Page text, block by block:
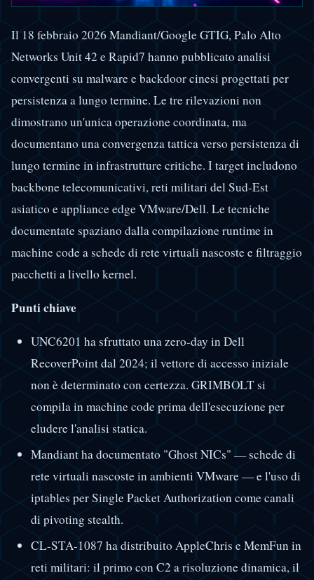
Il 18 febbraio 2026 Mandiant/Google GTIG, Palo Alto
Networks Unit 42 e Rapid7 hanno pubblicato analisi
convergenti su malware e backdoor cinesi progettati per
persistenza a lungo termine. Le tre rilevazioni non
dimostrano un'unica operazione coordinata, ma
documentano una convergenza tattica verso persistenza di
lungo termine in infrastrutture critiche. I target includono
backbone telecomunicativi, reti militari del Sud-Est
asiatico e appliance edge VMware/Dell. Le tecniche
documentate spaziano dalla compilazione runtime in
machine code a schede di rete virtuali nascoste e filtraggio
pacchetti a livello kernel.
Punti chiave
UNC6201 ha sfruttato una zero-day in Dell
RecoverPoint dal 2024; il vettore di accesso iniziale
non è determinato con certezza. GRIMBOLT si
compila in machine code prima dell'esecuzione per
eludere l'analisi statica.
Mandiant ha documentato "Ghost NICs" — schede di
rete virtuali nascoste in ambienti VMware — e l'uso di
iptables per Single Packet Authorization come canali
di pivoting stealth.
CL-STA-1087 ha distribuito AppleChris e MemFun in
reti militari: il primo con C2 a risoluzione dinamica, il